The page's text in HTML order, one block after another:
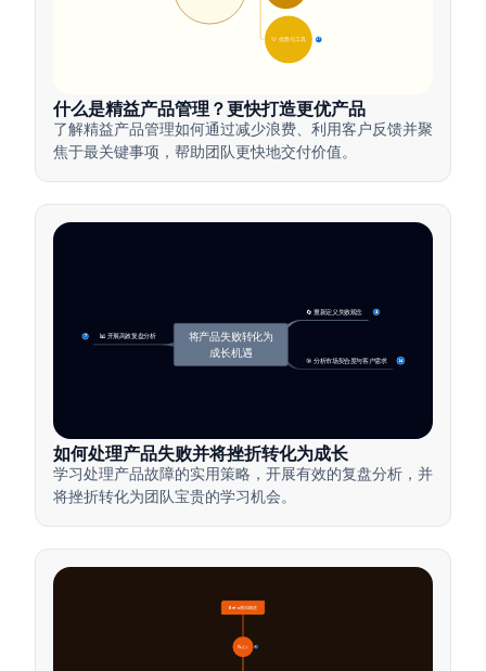
💡 优势与工具 17
什么是精益产品管理？更快打造更优产品
了解精益产品管理如何通过减少浪费、利用客户反馈并聚
焦于最关键事项，帮助团队更快地交付价值。
🔄 重新定义失败观念 4
📊 开展高效复盘分析
7
🎯 分析市场契合度与客户需求 14
将产品失败转化为
成长机遇
如何处理产品失败并将挫折转化为成长
学习处理产品故障的实用策略，开展有效的复盘分析，并
将挫折转化为团队宝贵的学习机会。
🔍 定义 4
Beta测试概述